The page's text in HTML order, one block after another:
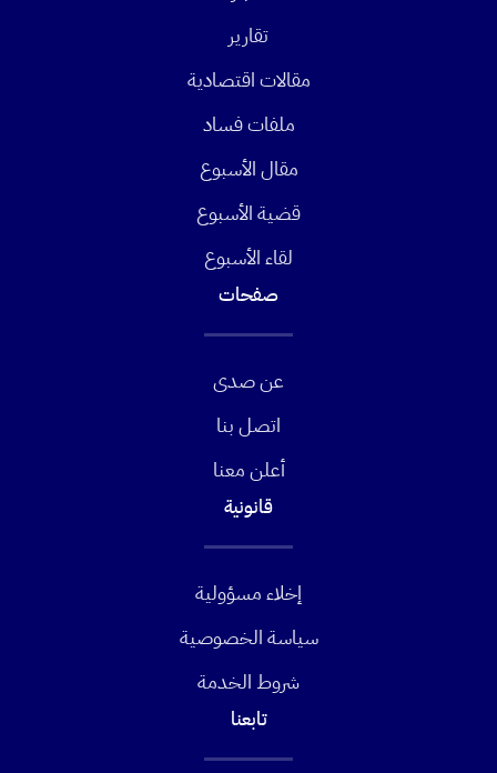
تقارير
مقالات اقتصادية
ملفات فساد
مقال الأسبوع
قضية الأسبوع
لقاء الأسبوع
صفحات
عن صدى
اتصل بنا
أعلن معنا
قانونية
إخلاء مسؤولية
سياسة الخصوصية
شروط الخدمة
تابعنا